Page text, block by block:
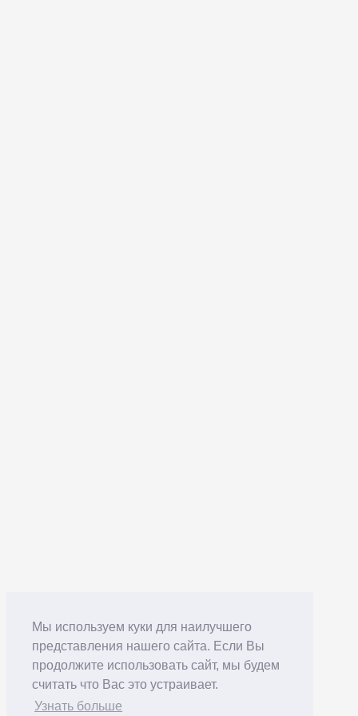
Мы используем куки для наилучшего
представления нашего сайта. Если Вы
продолжите использовать сайт, мы будем
считать что Вас это устраивает.
Узнать больше